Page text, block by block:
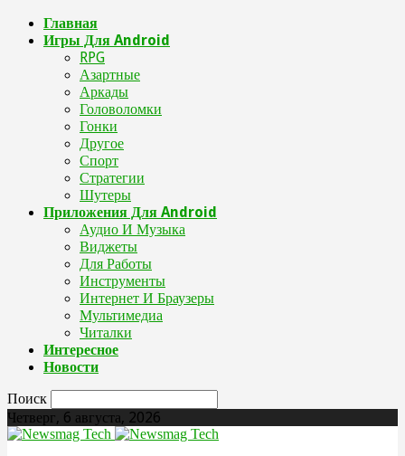
Главная
Игры Для Android
RPG
Азартные
Аркады
Головоломки
Гонки
Другое
Спорт
Стратегии
Шутеры
Приложения Для Android
Аудио И Музыка
Виджеты
Для Работы
Инструменты
Интернет И Браузеры
Мультимедиа
Читалки
Интересное
Новости
Поиск
Четверг, 6 августа, 2026